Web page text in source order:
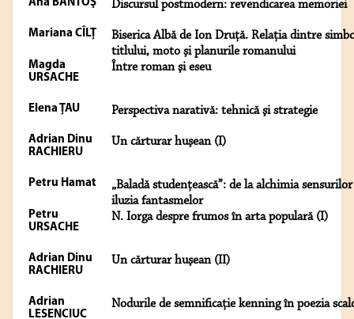
Ana BANTOŞ Discursul postmodern: revendicarea memoriei
Mariana CÎLȚ
Biserica Albă de Ion Druță. Relaţia dintre
titlului, moto şi planurile romanului
Magda
URSACHE
Între roman şi eseu
Elena ŢAU Perspectiva narativă: tehnică şi strategie
Adrian Dinu
RACHIERU
Un cărturar huşean (I)
Petru Hamat
„Baladă studențească”: de la alchimia
iluzia fantasmelor
Petru
URSACHE
N. Iorga despre frumos în arta populară (I)
Adrian Dinu
RACHIERU
Un cărturar huşean (II)
Adrian
LESENCIUC
Nodurile de semnificație kenning în poezia